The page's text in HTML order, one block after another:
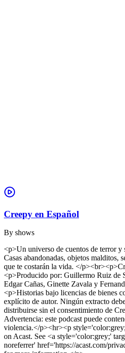
Creepy en Español
By shows
<p>Un universo de cuentos de terror y
Casas abandonadas, objetos malditos,
que te costarán la vida. </
<p>Producido por: Guillermo Ruiz de
Edgar Cañas, Ginette Zavala y
<p>Historias bajo licencias de bienes
explícito de autor. Ningún extracto
distribuirse sin el consentimiento de
Advertencia: este podcast puede
violencia.</p><hr><p
on Acast. See <a style='color:grey;'
noreferrer' href='https://acast.com/